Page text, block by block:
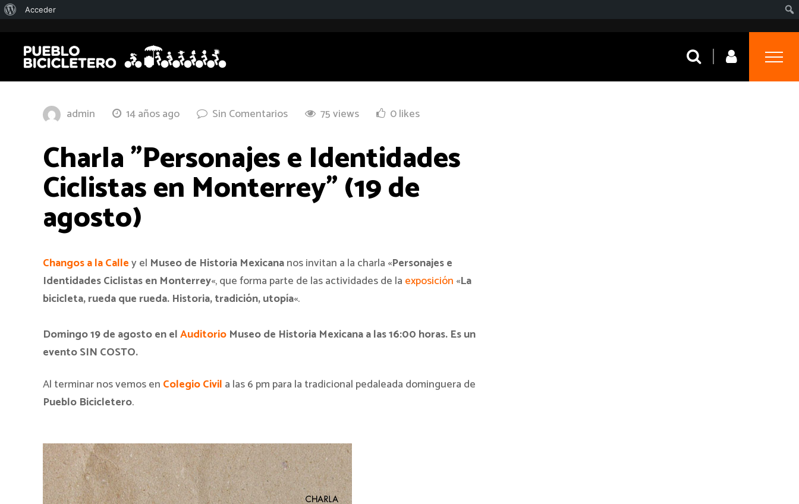
admin 14 años ago Sin Comentarios 75 views 0 likes
Charla "Personajes e Identidades
Ciclistas en Monterrey" (19 de
agosto)
Changos a la Calley el Museo de Historia Mexicananos invitan a la charla «Personajes e
Identidades Ciclistas en Monterrey«, queforma parte de las actividades de la exposición «La
bicicleta, rueda que rueda. Historia, tradición, utopía«.
Domingo 19 de agosto en elAuditorio Museo de Historia Mexicana a las 16:00 horas. Es un
evento SIN COSTO.
Al terminar nos vemos en Colegio Civil a las 6 pm para la tradicional pedaleada dominguera de
Pueblo Bicicletero.
Acerca
WordPress
Acceder